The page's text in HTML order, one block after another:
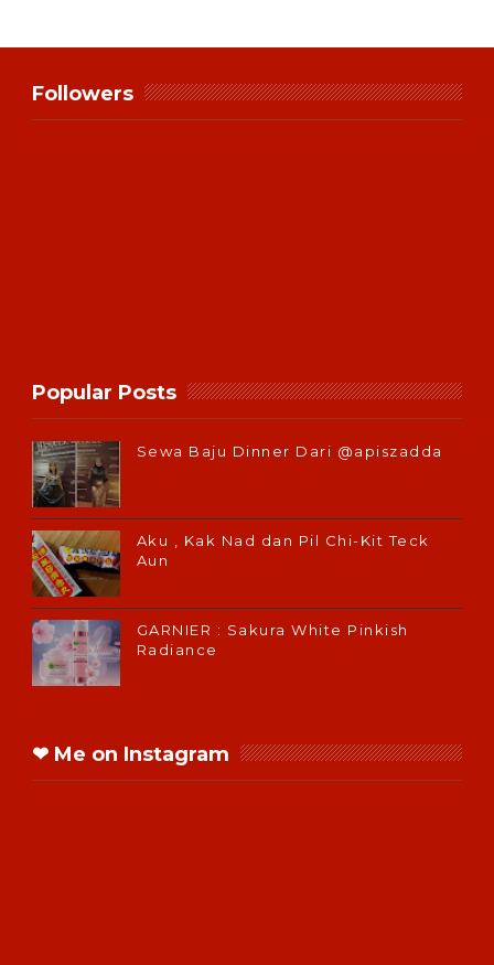
Followers
Popular Posts
Sewa Baju Dinner Dari @apiszadda
Aku , Kak Nad dan Pil Chi-Kit Teck
Aun
GARNIER : Sakura White Pinkish
Radiance
❤ Me on Instagram